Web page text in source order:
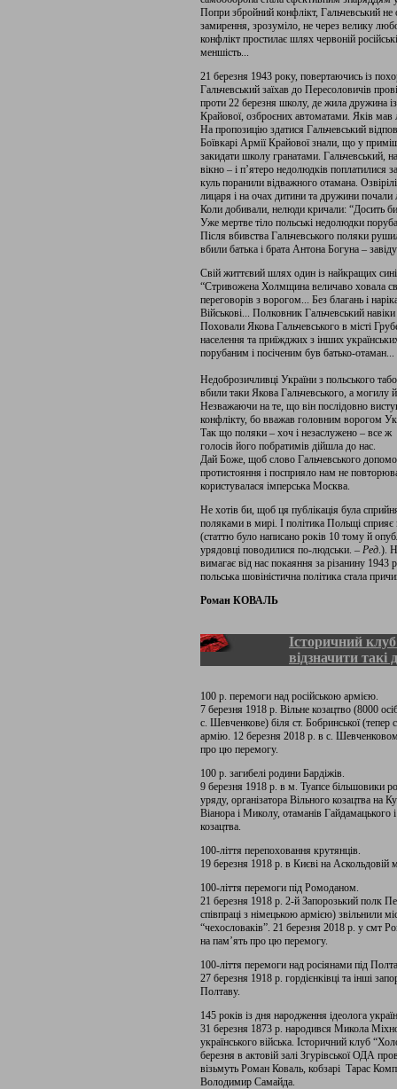
Попри збройний конфлікт, Гальчевський не
замирення, зрозуміло, не через велику
конфлікт простилає шлях червоній
меншість...
21 березня 1943 року, повертаючись із
Гальчевський заїхав до Пересоловичів
проти 22 березня школу, де жила дружина
Крайової, озброєних автоматами. Яків мав
На пропозицію здатися Гальчевський
Боївкарі Армії Крайової знали, що у
закидати школу гранатами. Гальчевський,
вікно – і п’ятеро недолюдків поплатилися
куль поранили відважного отамана.
лицаря і на очах дитини та дружини
Коли добивали, нелюди кричали: “Досить
Уже мертве тіло польські недолюдки
Після вбивства Гальчевського поляки
вбили батька і брата Антона Богуна –
Свій життєвий шлях один із найкращих
“Стривожена Холмщина величаво ховала
переговорів з ворогом... Без благань і
Військові... Полковник Гальчевський
Поховали Якова Гальчевського в місті
населення та приїжджих з інших
порубаним і посіченим був батько-отаман...
Недоброзичливці України з польського
вбили таки Якова Гальчевського, а могилу
Незважаючи на те, що він послідовно
конфлікту, бо вважав головним ворогом
Так що поляки – хоч і незаслужено – все ж
голосів його побратимів дійшла до нас.
Дай Боже, щоб слово Гальчевського
протистояння і посприяло нам не
користувалася імперська Москва.
Не хотів би, щоб ця публікація була
поляками в мирі. І політика Польщі
(статтю було написано років 10 тому й
урядовці поводилися по-людськи. – Ред.).
вимагає від нас покаяння за різанину
польська шовіністична політика стала
Роман КОВАЛЬ
Історичний
відзначити такі
100 р. перемоги над російською армією.
7 березня 1918 р. Вільне козацтво (8000
с. Шевченкове) біля ст. Бобринської
армію. 12 березня 2018 р. в с.
про цю перемогу.
100 р. загибелі родини Бардіжів.
9 березня 1918 р. в м. Туапсе більшовики
уряду, організатора Вільного козацтва на
Віанора і Миколу, отаманів Гайдамацького
козацтва.
100-ліття перепоховання крутянців.
19 березня 1918 р. в Києві на Аскольдовій
100-ліття перемоги під Ромоданом.
21 березня 1918 р. 2-й Запорозький полк
співпраці з німецькою армією) звільнили
“чехословаків”. 21 березня 2018 р. у смт
на пам’ять про цю перемогу.
100-ліття перемоги над росіянами під
27 березня 1918 р. гордієнківці та інші
Полтаву.
145 років із дня народження ідеолога
31 березня 1873 р. народився Микола
українського війська. Історичний клуб
березня в актовій залі Згурівської ОДА
візьмуть Роман Коваль, кобзарі Тарас
Володимир Самайда.